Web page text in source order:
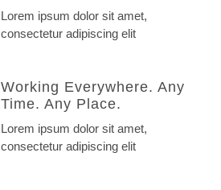
Lorem ipsum dolor sit amet,
consectetur adipiscing elit
Working Everywhere. Any
Time. Any Place.
Lorem ipsum dolor sit amet,
consectetur adipiscing elit